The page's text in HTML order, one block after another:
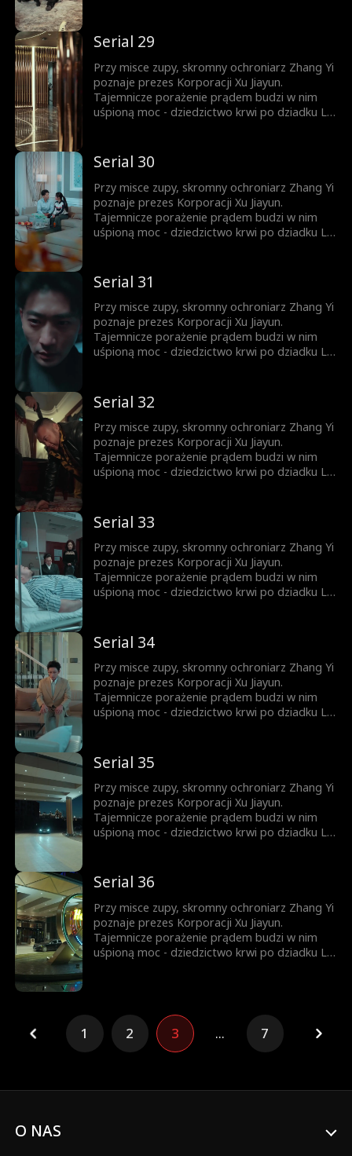
pochodzenie - liczy się tylko siła. Kto nie
wierzy, przekona się na własnej skórze.
Serial 29
Przy misce zupy, skromny ochroniarz Zhang Yi
poznaje prezes Korporacji Xu Jiayun.
Tajemnicze porażenie prądem budzi w nim
uśpioną moc - dziedzictwo krwi po dziadku Lin
pochodzenie - liczy się tylko siła. Kto nie
wierzy, przekona się na własnej skórze.
Serial 30
Przy misce zupy, skromny ochroniarz Zhang Yi
poznaje prezes Korporacji Xu Jiayun.
Tajemnicze porażenie prądem budzi w nim
uśpioną moc - dziedzictwo krwi po dziadku Lin
pochodzenie - liczy się tylko siła. Kto nie
wierzy, przekona się na własnej skórze.
Serial 31
Przy misce zupy, skromny ochroniarz Zhang Yi
poznaje prezes Korporacji Xu Jiayun.
Tajemnicze porażenie prądem budzi w nim
uśpioną moc - dziedzictwo krwi po dziadku Lin
pochodzenie - liczy się tylko siła. Kto nie
wierzy, przekona się na własnej skórze.
Serial 32
Przy misce zupy, skromny ochroniarz Zhang Yi
poznaje prezes Korporacji Xu Jiayun.
Tajemnicze porażenie prądem budzi w nim
uśpioną moc - dziedzictwo krwi po dziadku Lin
pochodzenie - liczy się tylko siła. Kto nie
wierzy, przekona się na własnej skórze.
Serial 33
Przy misce zupy, skromny ochroniarz Zhang Yi
poznaje prezes Korporacji Xu Jiayun.
Tajemnicze porażenie prądem budzi w nim
uśpioną moc - dziedzictwo krwi po dziadku Lin
pochodzenie - liczy się tylko siła. Kto nie
wierzy, przekona się na własnej skórze.
Serial 34
Przy misce zupy, skromny ochroniarz Zhang Yi
poznaje prezes Korporacji Xu Jiayun.
Tajemnicze porażenie prądem budzi w nim
uśpioną moc - dziedzictwo krwi po dziadku Lin
pochodzenie - liczy się tylko siła. Kto nie
wierzy, przekona się na własnej skórze.
Serial 35
Przy misce zupy, skromny ochroniarz Zhang Yi
poznaje prezes Korporacji Xu Jiayun.
Tajemnicze porażenie prądem budzi w nim
uśpioną moc - dziedzictwo krwi po dziadku Lin
pochodzenie - liczy się tylko siła. Kto nie
wierzy, przekona się na własnej skórze.
Serial 36
Przy misce zupy, skromny ochroniarz Zhang Yi
poznaje prezes Korporacji Xu Jiayun.
Tajemnicze porażenie prądem budzi w nim
uśpioną moc - dziedzictwo krwi po dziadku Lin
wierzy, przekona się na własnej skórze.
1 2 3 ... 7
O NAS